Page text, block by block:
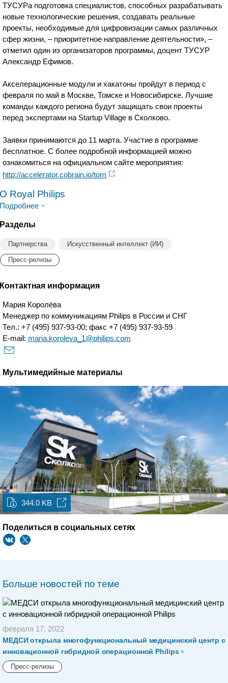
ТУСУРа подготовка специалистов, способных разрабатывать
новые технологические решения, создавать реальные
проекты, необходимые для цифровизации самых различных
сфер жизни, – приоритетное направление деятельности», –
отметил один из организаторов программы, доцент ТУСУР
Александр Ефимов.
Акселерационные модули и хакатоны пройдут в период с
февраля по май в Москве, Томске и Новосибирске. Лучшие
команды каждого региона будут защищать свои проекты
перед экспертами на Startup Village в Сколково.
Заявки принимаются до 11 марта. Участие в программе
бесплатное. С более подробной информацией можно
ознакомиться на официальном сайте мероприятия:
http://accelerator.cobrain.io/tom
O Royal Philips
Подробнее
Разделы
Партнерства Искусственный интеллект (ИИ)
Пресс-релизы
Контактная информация
Мария Королёва
Менеджер по коммуникациям Philips в России и СНГ
Тел.: +7 (495) 937-93-00; факс +7 (495) 937-93-59
E-mail: maria.koroleva_1@philips.com
Мультимедийные материалы
344.0 KB
Поделиться в социальных сетях
Больше новостей по теме
февраля 17, 2022
МЕДСИ открыла многофункциональный медицинский центр с
инновационной гибридной операционной Philips
Пресс-релизы